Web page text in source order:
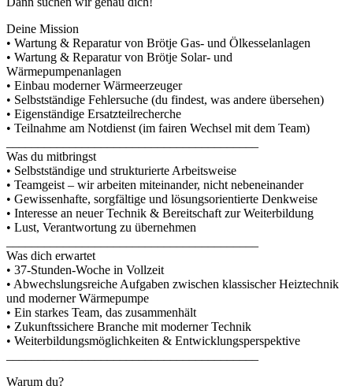
Deine Mission
• Wartung & Reparatur von Brötje Gas- und Ölkesselanlagen
• Wartung & Reparatur von Brötje Solar- und
Wärmepumpenanlagen
• Einbau moderner Wärmeerzeuger
• Selbstständige Fehlersuche (du findest, was andere übersehen)
• Eigenständige Ersatzteilrecherche
• Teilnahme am Notdienst (im fairen Wechsel mit dem Team)
Was du mitbringst
• Selbstständige und strukturierte Arbeitsweise
• Teamgeist – wir arbeiten miteinander, nicht nebeneinander
• Gewissenhafte, sorgfältige und lösungsorientierte Denkweise
• Interesse an neuer Technik & Bereitschaft zur Weiterbildung
• Lust, Verantwortung zu übernehmen
Was dich erwartet
• 37-Stunden-Woche in Vollzeit
• Abwechslungsreiche Aufgaben zwischen klassischer Heiztechnik
und moderner Wärmepumpe
• Ein starkes Team, das zusammenhält
• Zukunftssichere Branche mit moderner Technik
• Weiterbildungsmöglichkeiten & Entwicklungsperspektive
Warum du?